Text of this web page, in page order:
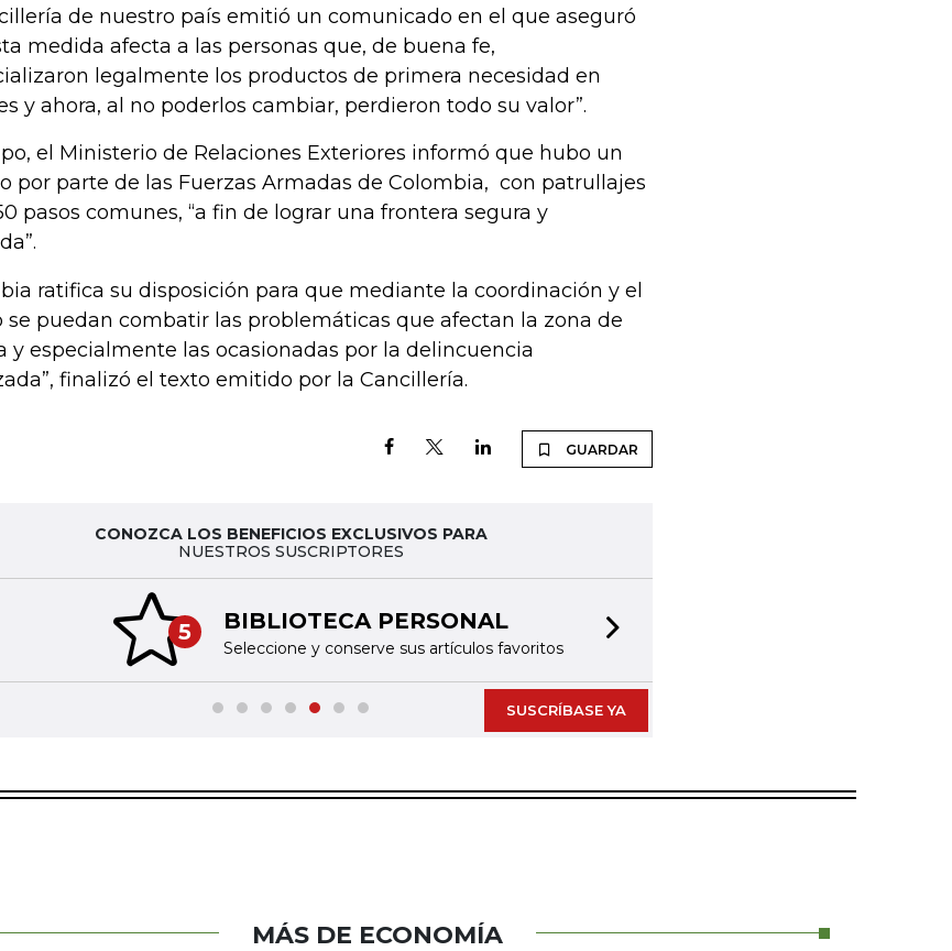
de nuestro país emitió un comunicado en el que aseguró
medida afecta a las personas que, de buena fe,
legalmente los productos de primera necesidad en
y ahora, al no poderlos cambiar, perdieron todo su valor”.
el Ministerio de Relaciones Exteriores informó que hubo un
por parte de las Fuerzas Armadas de Colombia, con patrullajes
pasos comunes, “a fin de lograr una frontera segura y
ratifica su disposición para que mediante la coordinación y el
se puedan combatir las problemáticas que afectan la zona de
y especialmente las ocasionadas por la delincuencia
finalizó el texto emitido por la Cancillería.
GUARDAR
CONOZCA LOS BENEFICIOS EXCLUSIVOS PARA
NUESTROS SUSCRIPTORES
BIBLIOTECA PERSONAL
Seleccione y conserve sus artículos favoritos
slide
SUSCRÍBASE YA
MÁS DE ECONOMÍA